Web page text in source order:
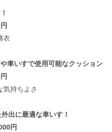
円
車いすで使用可能なクッション
円
気持ちよさ
出に最適な車いす！
円